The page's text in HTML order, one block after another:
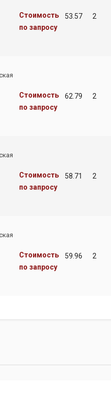
Стоимость
по запросу
53.57 2
Стоимость
по запросу
62.79 2
Стоимость
по запросу
58.71 2
Стоимость
по запросу
59.96 2